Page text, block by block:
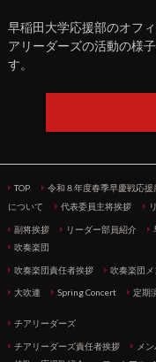
早稲田大学応援部のオフ
アリーダーズの活動の様
す。
TOP 令和８年度春季早慶戦応
について
代表委員主将挨拶
副将挨拶 リーダー部員紹介
吹奏楽団
吹奏楽団責任者挨拶 吹奏楽団
大吹連 Spring Concert 定期
チアリーダーズ
チアリーダーズ責任者挨拶 メ